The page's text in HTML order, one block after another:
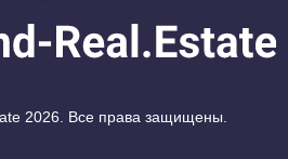
2026. Все права защищены.